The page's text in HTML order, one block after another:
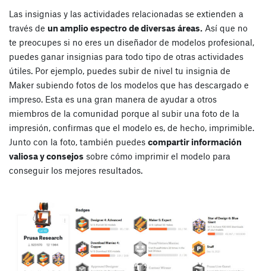
Las insignias y las actividades relacionadas se extienden a
través de un amplio espectro de diversas áreas. Así que no
te preocupes si no eres un diseñador de modelos profesional,
puedes ganar insignias para todo tipo de otras actividades
útiles. Por ejemplo, puedes subir de nivel tu insignia de
Maker subiendo fotos de los modelos que has descargado e
impreso. Esta es una gran manera de ayudar a otros
miembros de la comunidad porque al subir una foto de la
impresión, confirmas que el modelo es, de hecho, imprimible.
Junto con la foto, también puedes compartir información
valiosa y consejos sobre cómo imprimir el modelo para
conseguir los mejores resultados.